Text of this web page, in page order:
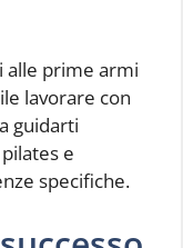
alle prime armi
lavorare con
guidarti
e
specifiche.